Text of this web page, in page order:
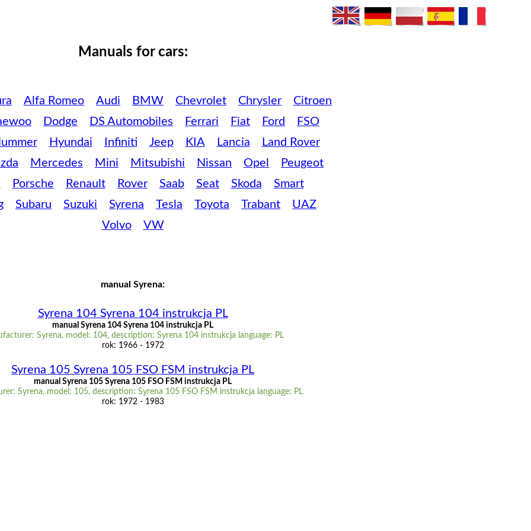
Manuals for cars:
Alfa Romeo Audi BMW Chevrolet Chrysler
Citroen
Dodge DS Automobiles Ferrari Fiat Ford
FSO
Hyundai Infiniti Jeep KIA Lancia
Land Rover
Mercedes Mini Mitsubishi Nissan Opel
Peugeot
Porsche Renault Rover Saab Seat Skoda
Smart
Subaru Suzuki Syrena Tesla Toyota Trabant
UAZ
Volvo
VW
manual Syrena:
Syrena 104 Syrena 104 instrukcja PL
manual Syrena 104 Syrena 104 instrukcja PL
Syrena, model: 104, description: Syrena 104 instrukcja language: PL
rok: 1966 - 1972
Syrena 105 Syrena 105 FSO FSM instrukcja PL
manual Syrena 105 Syrena 105 FSO FSM instrukcja PL
Syrena, model: 105, description: Syrena 105 FSO FSM instrukcja language: PL
rok: 1972 - 1983